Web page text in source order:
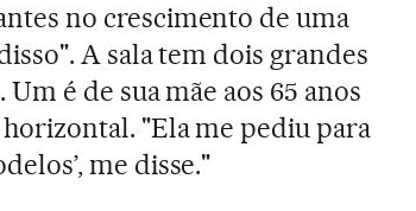
no crescimento de uma
A sala tem dois grandes
é de sua mãe aos 65 anos
"Ela me pediu para
me disse."